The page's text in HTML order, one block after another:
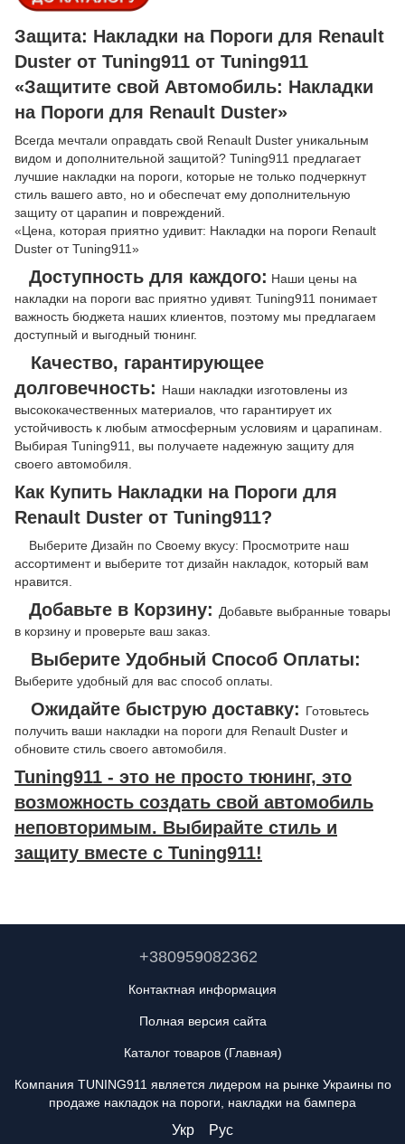
Защита: Накладки на Пороги для Renault
Duster от Tuning911 от Tuning911
«Защитите свой Автомобиль: Накладки
на Пороги для Renault Duster»
Всегда мечтали оправдать свой Renault Duster уникальным
видом и дополнительной защитой? Tuning911 предлагает
лучшие накладки на пороги, которые не только подчеркнут
стиль вашего авто, но и обеспечат ему дополнительную
защиту от царапин и повреждений.
«Цена, которая приятно удивит: Накладки на пороги Renault
Duster от Tuning911»
Доступность для каждого: Наши цены на
накладки на пороги вас приятно удивят. Tuning911 понимает
важность бюджета наших клиентов, поэтому мы предлагаем
доступный и выгодный тюнинг.
Качество, гарантирующее
долговечность: Наши накладки изготовлены из
высококачественных материалов, что гарантирует их
устойчивость к любым атмосферным условиям и царапинам.
Выбирая Tuning911, вы получаете надежную защиту для
своего автомобиля.
Как Купить Накладки на Пороги для
Renault Duster от Tuning911?
Выберите Дизайн по Своему вкусу: Просмотрите наш
ассортимент и выберите тот дизайн накладок, который вам
нравится.
Добавьте в Корзину: Добавьте выбранные товары
в корзину и проверьте ваш заказ.
Выберите Удобный Способ Оплаты:
Выберите удобный для вас способ оплаты.
Ожидайте быструю доставку: Готовьтесь
получить ваши накладки на пороги для Renault Duster и
обновите стиль своего автомобиля.
Tuning911 - это не просто тюнинг, это
возможность создать свой автомобиль
неповторимым. Выбирайте стиль и
защиту вместе с Tuning911!
+380959082362
Контактная информация
Полная версия сайта
Каталог товаров (Главная)
Компания TUNING911 является лидером на рынке Украины по
продаже накладок на пороги, накладки на бампера
Укр Рус